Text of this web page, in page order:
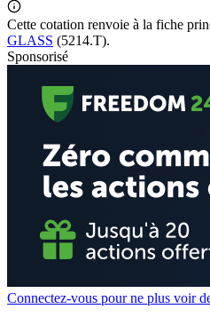
Cette cotation renvoie à la fiche
GLASS (5214.T).
Sponsorisé
Connectez-vous pour ne plus voir